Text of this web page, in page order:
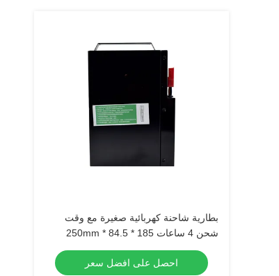
بطارية شاحنة كهربائية صغيرة مع وقت
شحن 4 ساعات 185 * 84.5 * 250mm
احصل على افضل سعر